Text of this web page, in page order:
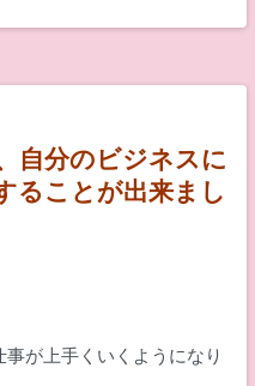
自分のビジネスに
ることが出来まし
が上手くいくようになり